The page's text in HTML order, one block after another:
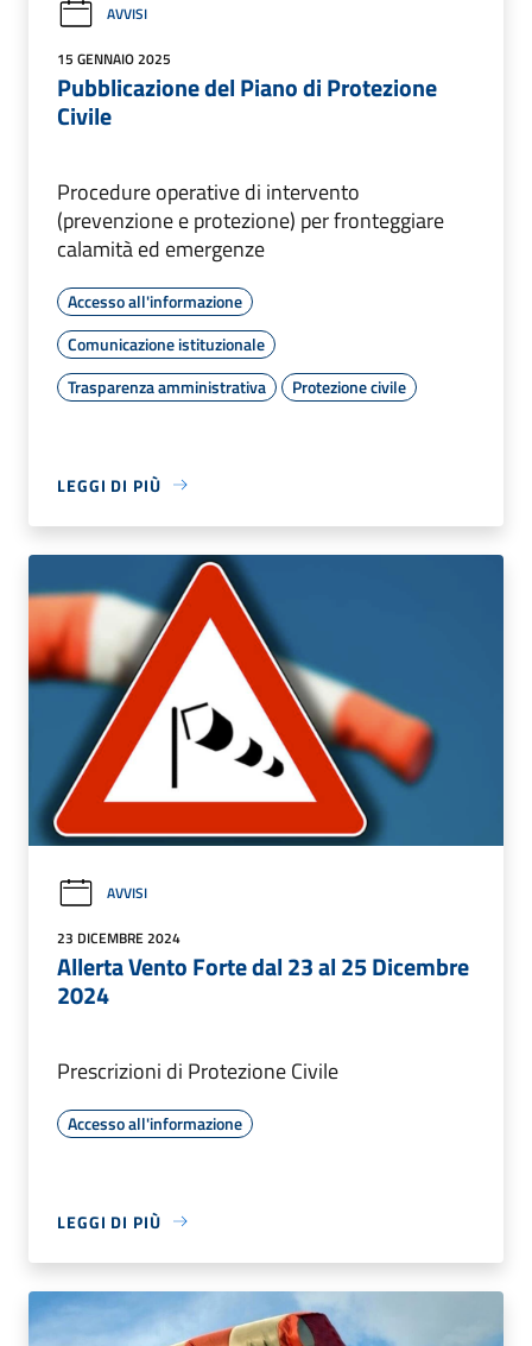
AVVISI
15 GENNAIO 2025
Pubblicazione del Piano di Protezione
Civile
Procedure operative di intervento
(prevenzione e protezione) per fronteggiare
calamità ed emergenze
Accesso all'informazione
Comunicazione istituzionale
Trasparenza amministrativa
Protezione civile
LEGGI DI PIÙ
AVVISI
23 DICEMBRE 2024
Allerta Vento Forte dal 23 al 25 Dicembre
2024
Prescrizioni di Protezione Civile
Accesso all'informazione
LEGGI DI PIÙ